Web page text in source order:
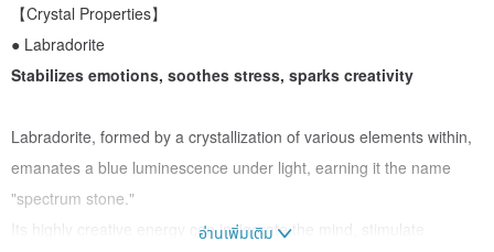
【Crystal Properties】
● Labradorite
Stabilizes emotions, soothes stress, sparks creativity
Labradorite, formed by a crystallization of various elements within,
emanates a blue luminescence under light, earning it the name
"spectrum stone."
Its highly creative energy can invigorate the mind, stimulate
อ่านเพิ่มเติม